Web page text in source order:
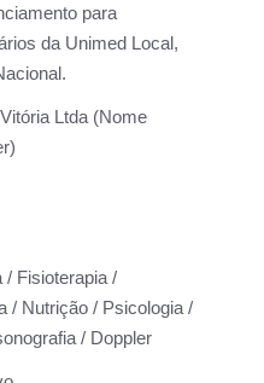
para
da Unimed Local,
Ltda (Nome
/ Fisioterapia /
/ Nutrição / Psicologia /
/ Doppler